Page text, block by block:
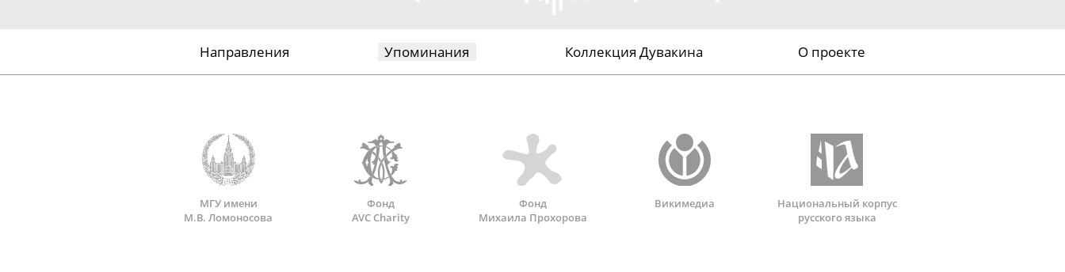
Направления Упоминания Коллекция Дувакина О проекте
МГУ имени
М.В. Ломоносова
Фонд
AVC Charity
Фонд
Михаила Прохорова
Викимедиа
Национальный корпус
русского языка